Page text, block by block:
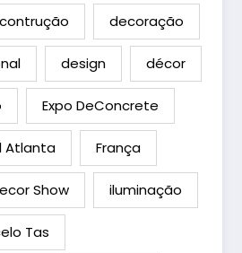
contrução decoração
design décor
Expo DeConcrete
Atlanta França
Show iluminação
Tas